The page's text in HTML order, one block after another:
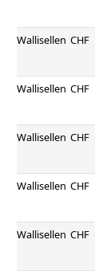
Wallisellen CHF
Wallisellen CHF
Wallisellen CHF
Wallisellen CHF
Wallisellen CHF